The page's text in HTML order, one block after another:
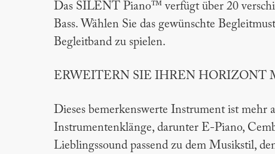
Das SILENT Piano™ verfügt über 20
Bass. Wählen Sie das gewünschte
Begleitband zu spielen.
ERWEITERN SIE IHREN
Dieses bemerkenswerte Instrument ist mehr
Instrumentenklänge, darunter E-Piano,
Lieblingssound passend zu dem Musikstil,